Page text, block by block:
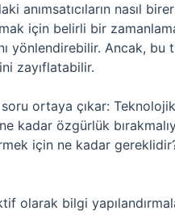
anımsatıcıların nasıl
için belirli bir
yönlendirebilir. Ancak, bu
zayıflatabilir.
ortaya çıkar:
kadar özgürlük
için ne kadar
olarak bilgi